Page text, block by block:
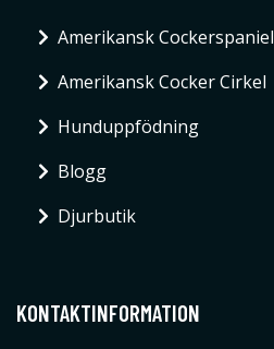
Amerikansk Cockerspaniel
Amerikansk Cocker Cirkel
Hunduppfödning
Blogg
Djurbutik
KONTAKTINFORMATION